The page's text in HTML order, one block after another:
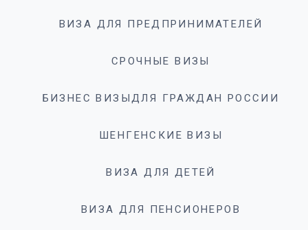
ВИЗА ДЛЯ ПРЕДПРИНИМАТЕЛЕЙ
СРОЧНЫЕ ВИЗЫ
БИЗНЕС ВИЗЫДЛЯ ГРАЖДАН РОССИИ
ШЕНГЕНСКИЕ ВИЗЫ
ВИЗА ДЛЯ ДЕТЕЙ
ВИЗА ДЛЯ ПЕНСИОНЕРОВ